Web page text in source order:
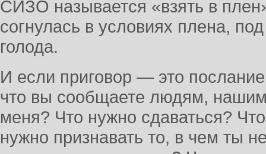
СИЗО называется «взять в
согнулась в условиях плена,
голода.
И если приговор — это
что вы сообщаете людям,
меня? Что нужно сдаваться?
нужно признавать то, в чем ты